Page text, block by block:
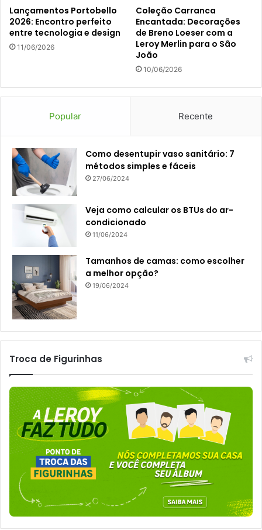
Lançamentos Portobello
2026: Encontro perfeito
entre tecnologia e design
11/06/2026
Coleção Carranca
Encantada: Decorações
de Breno Loeser com a
Leroy Merlin para o São
João
10/06/2026
Popular Recente
Como desentupir vaso sanitário: 7
métodos simples e fáceis
27/06/2024
Veja como calcular os BTUs do ar-
condicionado
11/06/2024
Tamanhos de camas: como escolher
a melhor opção?
19/06/2024
Troca de Figurinhas